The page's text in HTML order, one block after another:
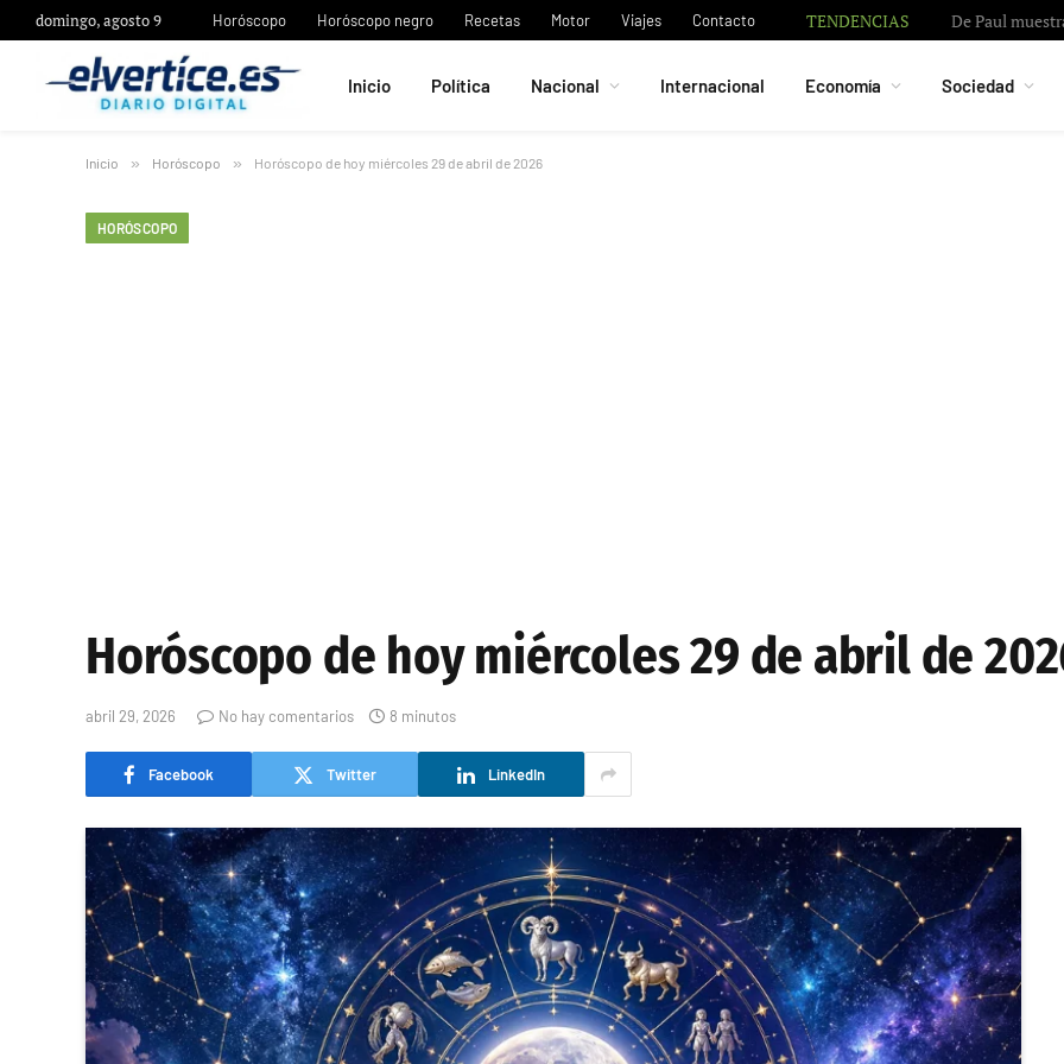
domingo, agosto 9 Horóscopo Horóscopo negro Recetas Motor Viajes Contacto TENDENCIAS De Paul
Inicio Política Nacional Internacional Economía Sociedad
Inicio » Horóscopo » Horóscopo de hoy miércoles 29 de abril de 2026
HORÓSCOPO
Horóscopo de hoy miércoles 29 de abril de
abril 29, 2026 No hay comentarios 8 minutos
Facebook Twitter LinkedIn